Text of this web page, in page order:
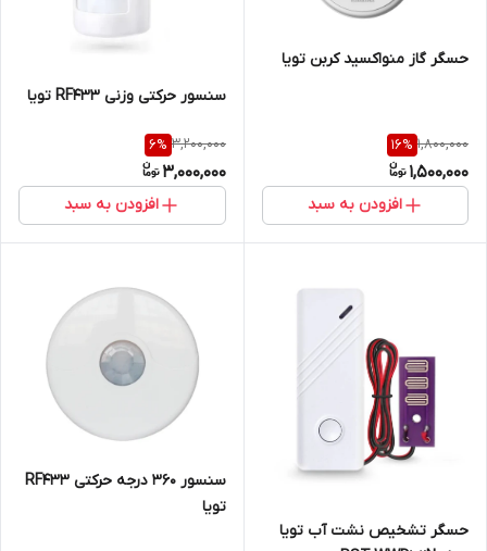
حسگر گاز منواکسید کربن تویا
1,800,000
16%
1,500,000
افزودن به سبد
سنسور حرکتی وزنی RF433 تویا
3,200,000
6%
3,000,000
افزودن به سبد
حسگر تشخیص نشت آب تویا
سنسور 360 درجه حرکتی RF433
تویا